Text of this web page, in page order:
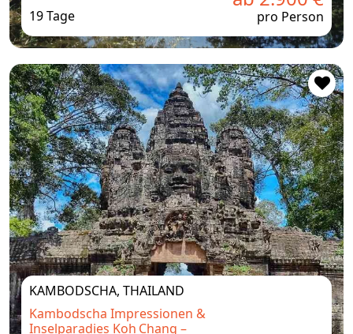
19 Tage
pro Person
KAMBODSCHA, THAILAND
Kambodscha Impressionen &
Inselparadies Koh Chang –